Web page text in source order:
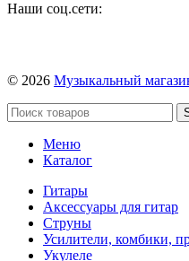
Наши соц.сети:
© 2026 Музыкальный
Меню
Каталог
Гитары
Аксессуары для гитар
Струны
Усилители, комбики,
Укулеле